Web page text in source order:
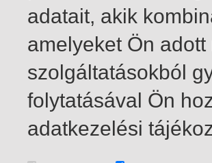
1-6 / összesen 6 találat
adatait, akik
amelyeket Ön
szolgáltatásokból
folytatásával Ön
adatkezelési